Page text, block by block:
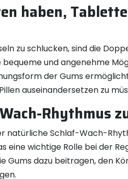
haben,
zu schlucken, sind die
und angenehme
der Gums
auseinandersetzen zu
Rhythmus
natürliche Schlaf-Wach-
wichtige Rolle bei der
Gums dazu beitragen, den